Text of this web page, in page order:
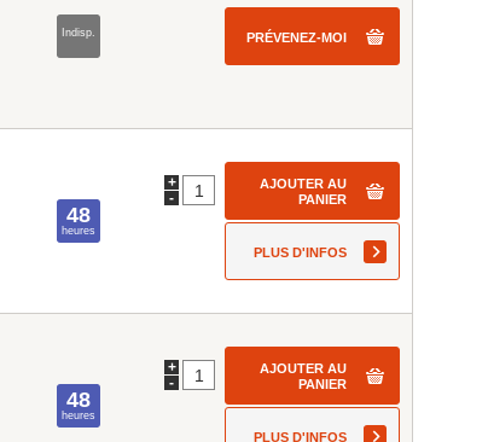
Indisp. PRÉVENEZ-MOI
48
heures
+
-
AJOUTER AU
PANIER
PLUS D'INFOS
48
heures
+
-
AJOUTER AU
PANIER
PLUS D'INFOS